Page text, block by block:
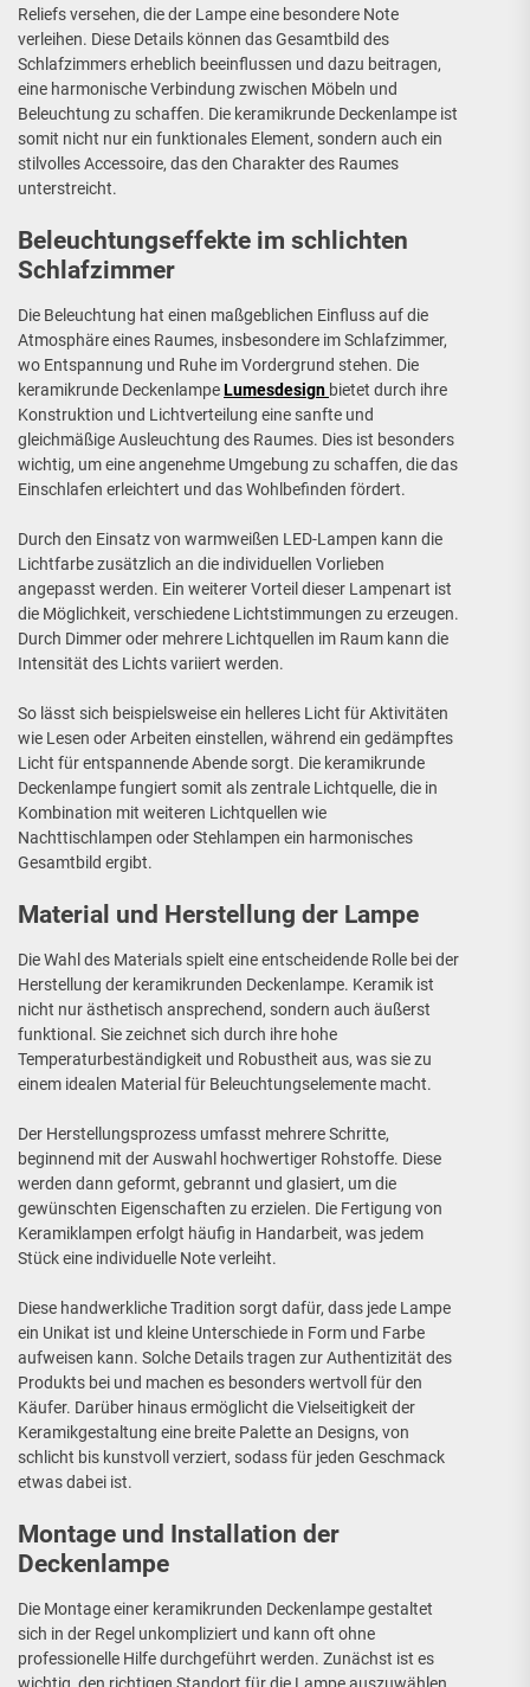
Reliefs versehen, die der Lampe eine besondere Note
verleihen. Diese Details können das Gesamtbild des
Schlafzimmers erheblich beeinflussen und dazu beitragen,
eine harmonische Verbindung zwischen Möbeln und
Beleuchtung zu schaffen. Die keramikrunde Deckenlampe ist
somit nicht nur ein funktionales Element, sondern auch ein
stilvolles Accessoire, das den Charakter des Raumes
unterstreicht.
Beleuchtungseffekte im schlichten
Schlafzimmer
Die Beleuchtung hat einen maßgeblichen Einfluss auf die
Atmosphäre eines Raumes, insbesondere im Schlafzimmer,
wo Entspannung und Ruhe im Vordergrund stehen. Die
keramikrunde DeckenlampeLumesdesign bietet durch ihre
Konstruktion und Lichtverteilung eine sanfte und
gleichmäßige Ausleuchtung des Raumes. Dies ist besonders
wichtig, um eine angenehme Umgebung zu schaffen, die das
Einschlafen erleichtert und das Wohlbefinden fördert.
Durch den Einsatz von warmweißen LED-Lampen kann die
Lichtfarbe zusätzlich an die individuellen Vorlieben
angepasst werden. Ein weiterer Vorteil dieser Lampenart ist
die Möglichkeit, verschiedene Lichtstimmungen zu erzeugen.
Durch Dimmer oder mehrere Lichtquellen im Raum kann die
Intensität des Lichts variiert werden.
So lässt sich beispielsweise ein helleres Licht für Aktivitäten
wie Lesen oder Arbeiten einstellen, während ein gedämpftes
Licht für entspannende Abende sorgt. Die keramikrunde
Deckenlampe fungiert somit als zentrale Lichtquelle, die in
Kombination mit weiteren Lichtquellen wie
Nachttischlampen oder Stehlampen ein harmonisches
Gesamtbild ergibt.
Material und Herstellung der Lampe
Die Wahl des Materials spielt eine entscheidende Rolle bei der
Herstellung der keramikrunden Deckenlampe. Keramik ist
nicht nur ästhetisch ansprechend, sondern auch äußerst
funktional. Sie zeichnet sich durch ihre hohe
Temperaturbeständigkeit und Robustheit aus, was sie zu
einem idealen Material für Beleuchtungselemente macht.
Der Herstellungsprozess umfasst mehrere Schritte,
beginnend mit der Auswahl hochwertiger Rohstoffe. Diese
werden dann geformt, gebrannt und glasiert, um die
gewünschten Eigenschaften zu erzielen. Die Fertigung von
Keramiklampen erfolgt häufig in Handarbeit, was jedem
Stück eine individuelle Note verleiht.
Diese handwerkliche Tradition sorgt dafür, dass jede Lampe
ein Unikat ist und kleine Unterschiede in Form und Farbe
aufweisen kann. Solche Details tragen zur Authentizität des
Produkts bei und machen es besonders wertvoll für den
Käufer. Darüber hinaus ermöglicht die Vielseitigkeit der
Keramikgestaltung eine breite Palette an Designs, von
schlicht bis kunstvoll verziert, sodass für jeden Geschmack
etwas dabei ist.
Montage und Installation der
Deckenlampe
Die Montage einer keramikrunden Deckenlampe gestaltet
sich in der Regel unkompliziert und kann oft ohne
professionelle Hilfe durchgeführt werden. Zunächst ist es
wichtig, den richtigen Standort für die Lampe auszuwählen,